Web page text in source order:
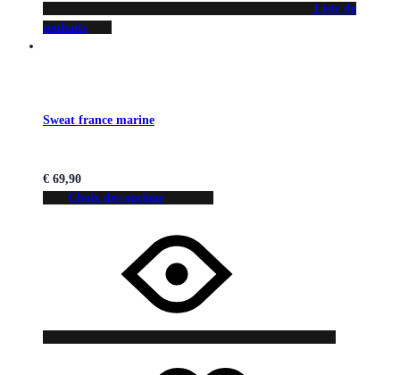
Liste de
souhaits
Sweat france marine
€ 69,90
Choix des options